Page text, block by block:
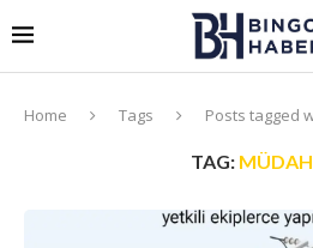
Home Tags Posts tagged
TAG: